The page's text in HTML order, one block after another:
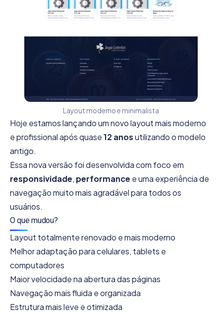
Layout moderno e minimalista
Hoje estamos lançando um novo layout mais moderno
e profissional após quase12 anosutilizando o modelo
antigo.
Essa nova versão foi desenvolvida com foco em
responsividade, performance e uma experiência de
navegação muito mais agradável para todos os
usuários.
O que mudou?
Layout totalmente renovado e mais moderno
Melhor adaptação para celulares, tablets e
computadores
Maior velocidade na abertura das páginas
Navegação mais fluida e organizada
Estrutura mais leve e otimizada